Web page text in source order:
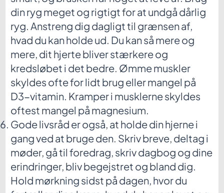
din ryg meget og rigtigt for at undgå dårlig
ryg. Anstreng dig dagligt til grænsen af,
hvad du kan holde ud. Du kan så mere og
mere, dit hjerte bliver stærkere og
kredsløbet i det bedre. Ømme muskler
skyldes ofte for lidt brug eller mangel på
D3-vitamin. Kramper i musklerne skyldes
oftest mangel på magnesium.
Gode livsråd er også, at holde din hjerne i
gang ved at bruge den. Skriv breve, deltag i
møder, gå til foredrag, skriv dagbog og dine
erindringer, bliv begejstret og bland dig.
Hold mørkning sidst på dagen, hvor du